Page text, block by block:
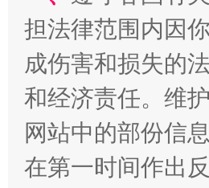
习近平的博鳌关键词
担法律范围内因
成伤害和损失的
和经济责任。维
网站中的部份信
在第一时间作出